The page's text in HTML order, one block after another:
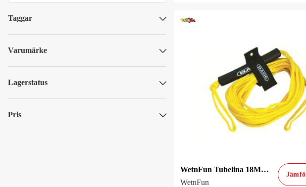
Taggar
Varumärke
Lagerstatus
Pris
WetnFun Tubelina 18M 1 Person
WetnFun